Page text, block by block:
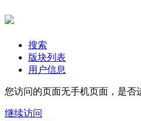
搜索
版块列表
用户信息
您访问的页面无手机页面，是否
继续访问